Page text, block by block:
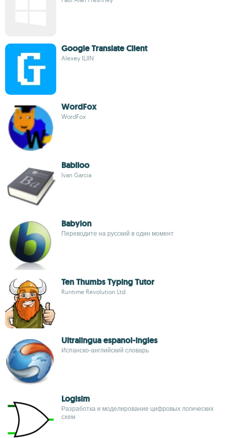
Google Translate Client
Alexey ILJIN
WordFox
WordFox
Babiloo
Ivan Garcia
Babylon
Переводите на русский в один момент
Ten Thumbs Typing Tutor
Runtime Revolution Ltd.
Ultralingua espanol-ingles
Испанско-английский словарь
Logisim
Разработка и моделирование цифровых логических
схем